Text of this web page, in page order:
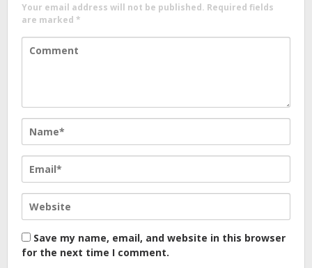
Your email address will not be published. Required fields
are marked *
Save my name, email, and website in this browser
for the next time I comment.